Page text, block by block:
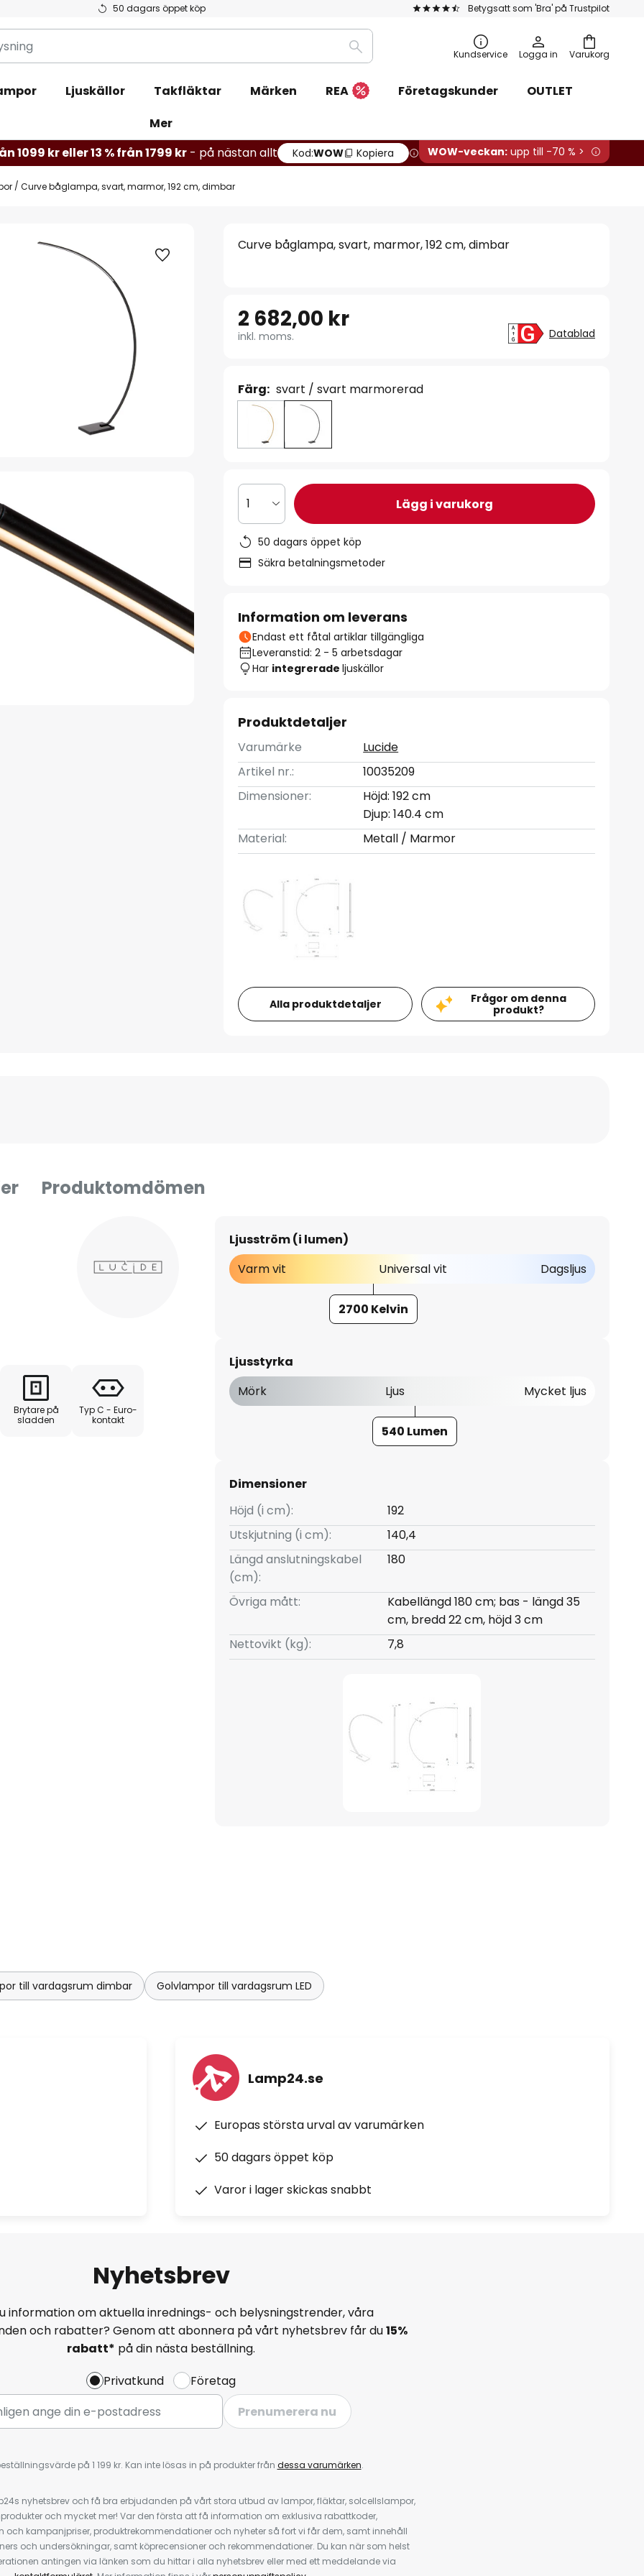
50 dagars öppet köp Betygsatt som 'Bra' på Trustpilot
Varukorg
Sök Kundservice Logga in
Ljuskällor Takfläktar Märken REA Företagskunder
OUTLET
Mer
1099 kr eller 13 % från 1799 kr - på nästan allt Kod:WOW Kopiera WOW-veckan: upp till -70 % >
Curve båglampa, svart, marmor, 192 cm, dimbar
Curve båglampa, svart, marmor, 192 cm, dimbar
2 682,00 kr
inkl. moms. Datablad
Färg: svart / svart marmorerad
1 Lägg i varukorg
50 dagars öppet köp
Säkra betalningsmetoder
Information om leverans
Endast ett fåtal artiklar tillgängliga
Leveranstid: 2 - 5 arbetsdagar
Har integreradeljuskällor
Produktdetaljer
Varumärke
Lucide
Artikel nr.:
10035209
Dimensioner:
Höjd: 192 cm
Djup: 140.4 cm
Material:
Metall / Marmor
Alla produktdetaljer
Frågor om denna
produkt?
Produktomdömen
Brytare på
sladden
Typ C - Euro-
kontakt
Ljusström (i lumen)
Varm vit
Universal vit Dagsljus
2700 Kelvin
Ljusstyrka
Mörk
Ljus Mycket ljus
540 Lumen
Dimensioner
Höjd (i cm):
192
Utskjutning (i cm):
140,4
Längd anslutningskabel
(cm):
180
Övriga mått:
Kabellängd 180 cm; bas - längd 35
cm, bredd 22 cm, höjd 3 cm
Nettovikt (kg):
7,8
till vardagsrum dimbar Golvlampor till vardagsrum LED
Lamp24.se
Europas största urval av varumärken
50 dagars öppet köp
Varor i lager skickas snabbt
Nyhetsbrev
information om aktuella inrednings- och belysningstrender, våra
och rabatter? Genom att abonnera på vårt nyhetsbrev får du15%
rabatt* på din nästa beställning.
Privatkund
Företag
Prenumerera nu
på 1 199 kr. Kan inte lösas in på produkter från dessa varumärken.
nyhetsbrev och få bra erbjudanden på vårt stora utbud av lampor, fläktar, solcellslampor,
och mycket mer! Var den första att få information om exklusiva rabattkoder,
och kampanjpriser, produktrekommendationer och nyheter så fort vi får dem, samt innehåll
och undersökningar, samt köprecensioner och rekommendationer. Du kan när som helst
antingen via länken som du hittar i alla nyhetsbrev eller med ett meddelande via